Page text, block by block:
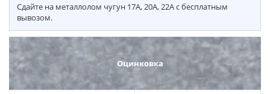
Сдайте на металлолом чугун 17А, 20А, 22А с бесплатным
вывозом.
Оцинковка